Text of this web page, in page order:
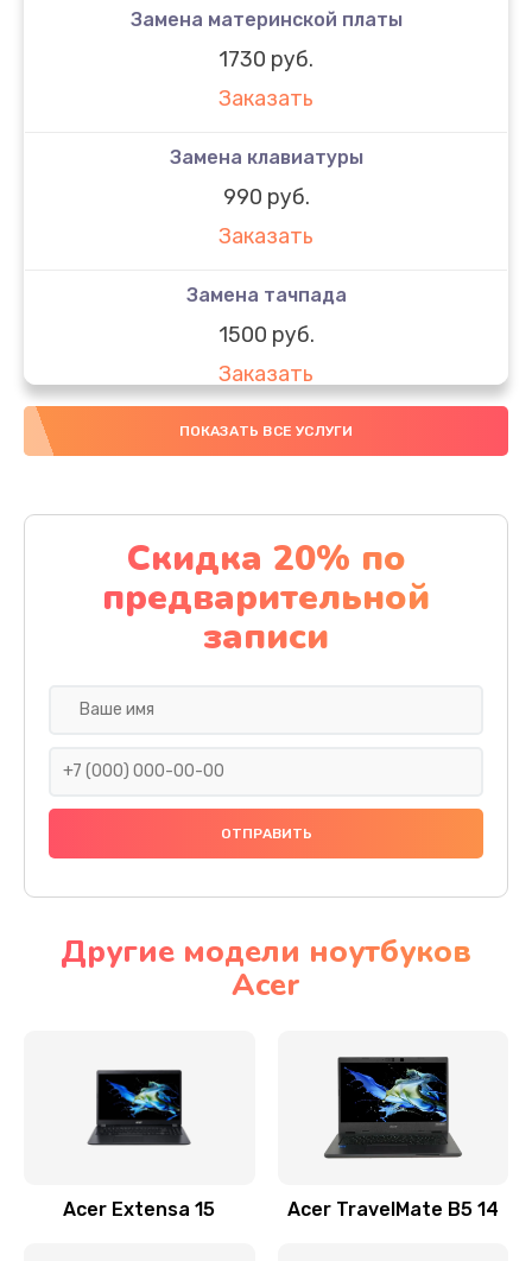
Замена материнской платы
1730 руб.
Заказать
Замена клавиатуры
990 руб.
Заказать
Замена тачпада
1500 руб.
Заказать
Замена южного моста
Заказать
Чистка от пыли
1060 руб.
Заказать
Ремонт подсветки
Настройка BIOS
Замена видеочипа
Заказать
ПОКАЗАТЬ ВСЕ УСЛУГИ
Скидка 20% по
предварительной
записи
Другие модели ноутбуков
Acer
Acer Extensa 15 Acer TravelMate B5 14